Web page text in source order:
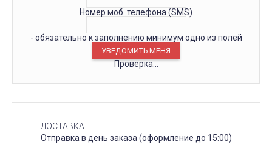
Номер моб. телефона (SMS)
- обязательно к заполнению минимум одно из полей
Проверка...
ДОСТАВКА
Отправка в день заказа (оформление до 15:00)